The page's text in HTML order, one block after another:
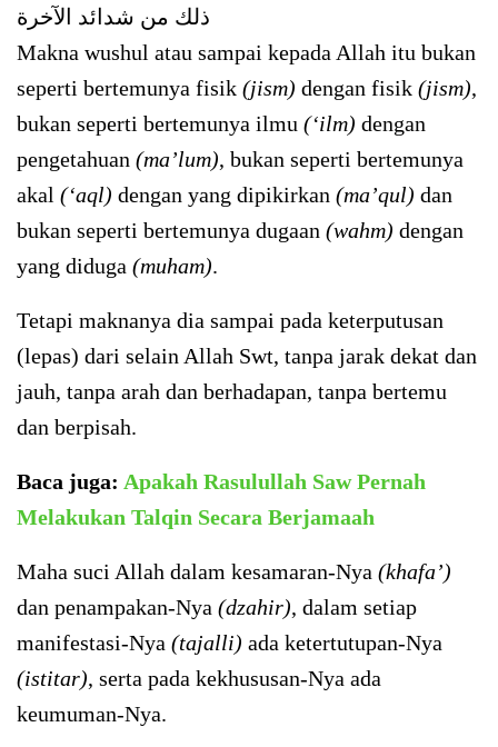
ذلك من شدائد الآخرة
Makna wushul atau sampai kepada Allah itu bukan
seperti bertemunya fisik (jism) dengan fisik (jism),
bukan seperti bertemunya ilmu (‘ilm) dengan
pengetahuan (ma’lum), bukan seperti bertemunya
akal (‘aql) dengan yang dipikirkan (ma’qul) dan
bukan seperti bertemunya dugaan (wahm) dengan
yang diduga (muham).
Tetapi maknanya dia sampai pada keterputusan
(lepas) dari selain Allah Swt, tanpa jarak dekat dan
jauh, tanpa arah dan berhadapan, tanpa bertemu
dan berpisah.
Baca juga: Apakah Rasulullah Saw Pernah
Melakukan Talqin Secara Berjamaah
Maha suci Allah dalam kesamaran-Nya (khafa’)
dan penampakan-Nya (dzahir), dalam setiap
manifestasi-Nya (tajalli) ada ketertutupan-Nya
(istitar), serta pada kekhususan-Nya ada
keumuman-Nya.